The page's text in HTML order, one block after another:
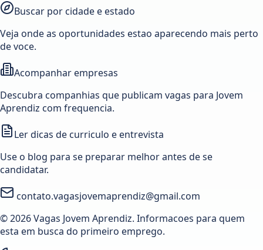
Buscar por cidade e estado
Veja onde as oportunidades estao aparecendo mais perto
de voce.
Acompanhar empresas
Descubra companhias que publicam vagas para Jovem
Aprendiz com frequencia.
Ler dicas de curriculo e entrevista
Use o blog para se preparar melhor antes de se
candidatar.
contato.vagasjovemaprendiz@gmail.com
© 2026 Vagas Jovem Aprendiz. Informacoes para quem
esta em busca do primeiro emprego.